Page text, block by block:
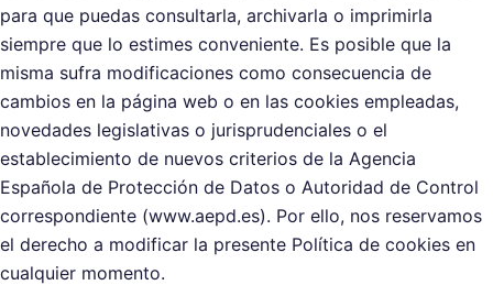
para que puedas consultarla, archivarla o imprimirla
siempre que lo estimes conveniente. Es posible que la
misma sufra modificaciones como consecuencia de
cambios en la página web o en las cookies empleadas,
novedades legislativas o jurisprudenciales o el
establecimiento de nuevos criterios de la Agencia
Española de Protección de Datos o Autoridad de Control
correspondiente (www.aepd.es). Por ello, nos reservamos
el derecho a modificar la presente Política de cookies en
cualquier momento.